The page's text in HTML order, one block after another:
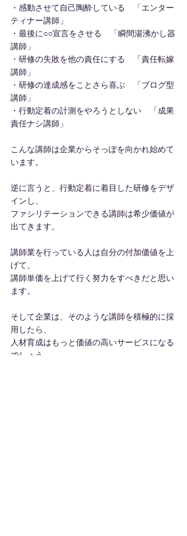
・感動させて自己陶酔している　「エンター
ティナー講師」
・最後に○○宣言をさせる　「瞬間湯沸かし器
講師」
・研修の失敗を他の責任にする　「責任転嫁
講師」
・研修の達成感をことさら喜ぶ　「ブログ型
講師」
・行動定着の計測をやろうとしない　「成果
責任ナシ講師」
こんな講師は企業からそっぽを向かれ始めて
います。
逆に言うと、行動定着に着目した研修をデザ
インし、
ファシリテーションできる講師は希少価値が
出てきます。
講師業を行っている人は自分の付加価値を上
げて、
講師単価を上げて行く努力をすべきだと思い
ます。
そして企業は、そのような講師を積極的に採
用したら、
人材育成はもっと価値の高いサービスになる
でしょう。